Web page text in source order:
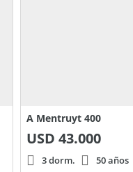
A Mentruyt 400
USD 43.000
3 dorm. 50 años